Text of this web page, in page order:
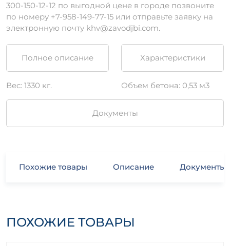
300-150-12-12 по выгодной цене в городе позвоните
по номеру +7-958-149-77-15 или отправьте заявку на
электронную почту khv@zavodjbi.com.
Полное описание Характеристики
Вес: 1330 кг. Объем бетона: 0,53 м3
Документы
Похожие товары Описание Документы
ПОХОЖИЕ ТОВАРЫ